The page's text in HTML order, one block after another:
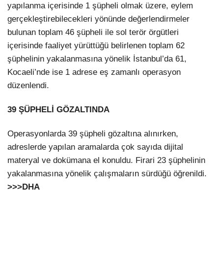
yapılanma içerisinde 1 şüpheli olmak üzere, eylem
gerçekleştirebilecekleri yönünde değerlendirmeler
bulunan toplam 46 şüpheli ile sol terör örgütleri
içerisinde faaliyet yürüttüğü belirlenen toplam 62
şüphelinin yakalanmasına yönelik İstanbul’da 61,
Kocaeli’nde ise 1 adrese eş zamanlı operasyon
düzenlendi.
39 ŞÜPHELİ GÖZALTINDA
Operasyonlarda 39 şüpheli gözaltına alınırken,
adreslerde yapılan aramalarda çok sayıda dijital
materyal ve dokümana el konuldu. Firari 23 şüphelinin
yakalanmasına yönelik çalışmaların sürdüğü öğrenildi.
>>>DHA